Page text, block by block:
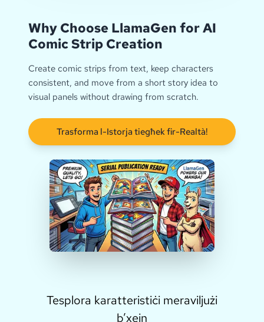
Why Choose LlamaGen for AI
Comic Strip Creation
Create comic strips from text, keep characters
consistent, and move from a short story idea to
visual panels without drawing from scratch.
Trasforma l-Istorja tiegħek fir-Realtà!
Tesplora karatteristiċi meraviljużi
b’xejn